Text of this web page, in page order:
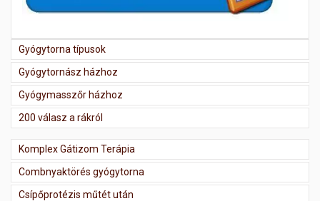
Gyógytorna típusok
Gyógytornász házhoz
Gyógymasszőr házhoz
200 válasz a rákról
Komplex Gátizom Terápia
Combnyaktörés gyógytorna
Csípőprotézis műtét után